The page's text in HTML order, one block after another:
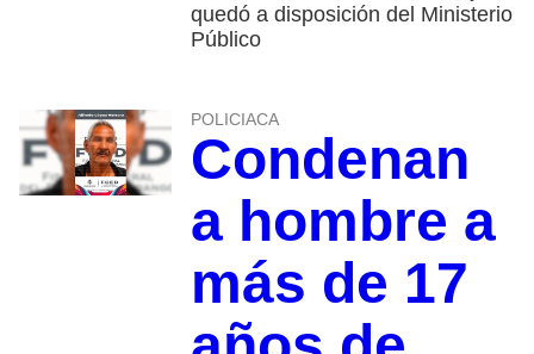
quedó a disposición del Ministerio
Público
POLICIACA
Condenan
a hombre a
más de 17